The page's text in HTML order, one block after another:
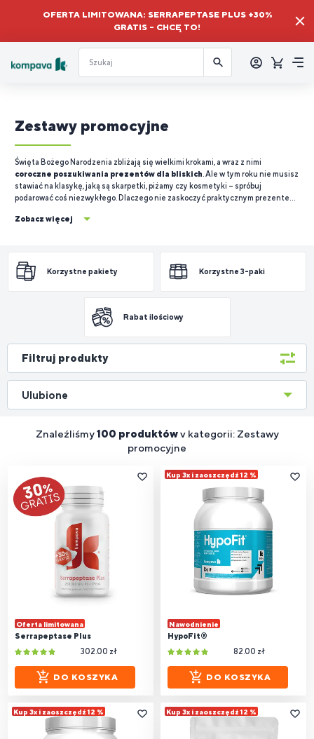
OFERTA LIMITOWANA: SERRAPEPTASE PLUS +30%
GRATIS – CHCĘ TO!
się
Koszyk
Zestawy promocyjne
Święta Bożego Narodzenia zbliżają się wielkimi krokami, a wraz z nimi
coroczne poszukiwania prezentów dla bliskich . Ale w tym roku nie musisz
stawiać na klasykę, jaką są skarpetki, piżamy czy kosmetyki – spróbuj
podarować coś niezwykłego. Dlaczego nie zaskoczyć praktycznym prezentem,
oferują doskonałe połączenie produktów wspierających witalność i zdrowie.
Zobacz więcej
Korzystne pakiety Korzystne 3-paki
Rabat ilościowy
Filtruj produkty
Znaleźliśmy100 produktówv kategorii: Zestawy
promocyjne
Ulubione
Oferta limitowana
Serrapeptase Plus
302.00 zł
DO KOSZYKA
Kup 3x i zaoszczędź 12 %
Nawodnienie
HypoFit®
82.00 zł
DO KOSZYKA
Kup 3x i zaoszczędź 12 % Kup 3x i zaoszczędź 12 %